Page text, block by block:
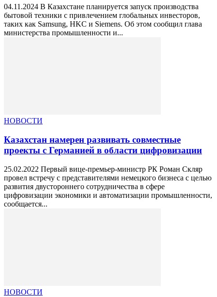
04.11.2024 В Казахстане планируется запуск производства
бытовой техники с привлечением глобальных инвесторов,
таких как Samsung, HKC и Siemens. Об этом сообщил глава
министерства промышленности и...
НОВОСТИ
Казахстан намерен развивать совместные
проекты с Германией в области цифровизации
25.02.2022 Первый вице-премьер-министр РК Роман Скляр
провел встречу с представителями немецкого бизнеса с целью
развития двустороннего сотрудничества в сфере
цифровизации экономики и автоматизации промышленности,
сообщается...
НОВОСТИ